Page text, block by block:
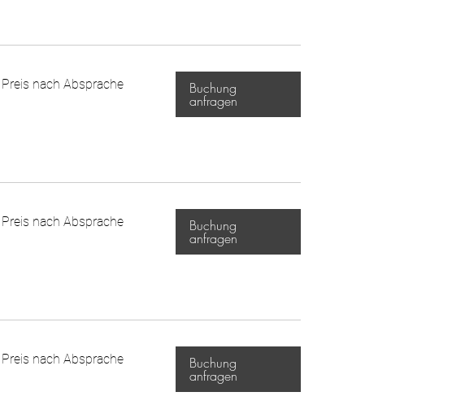
nach
Preis nach Absprache Buchung
anfragen
nach
Preis nach Absprache Buchung
anfragen
nach
Preis nach Absprache Buchung
anfragen